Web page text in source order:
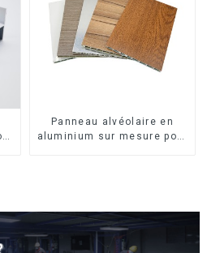
Panneau alvéolaire en
aluminium sur mesure pour